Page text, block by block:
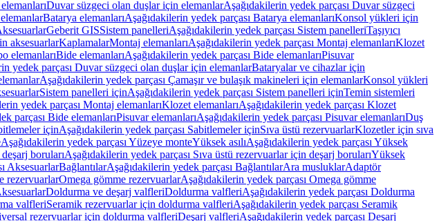
Duvar süzgeci olan duşlar için elemanlarAşağıdakilerin yedek parçası Duvar süzgeci
Batarya elemanlarıAşağıdakilerin yedek parçası Batarya elemanlarıKonsol yükleri için
Geberit GISSistem panelleriAşağıdakilerin yedek parçası Sistem panelleriTaşıyıcı
aksesuarlarKaplamalarMontaj elemanlarıAşağıdakilerin yedek parçası Montaj elemanlarıKlozet
elemanlarıBide elemanlarıAşağıdakilerin yedek parçası Bide elemanlarıPisuvar
yedek parçası Duvar süzgeci olan duşlar için elemanlarBataryalar ve cihazlar için
Aşağıdakilerin yedek parçası Çamaşır ve bulaşık makineleri için elemanlarKonsol yükleri
Sistem panelleri içinAşağıdakilerin yedek parçası Sistem panelleri içinTemin sistemleri
yedek parçası Montaj elemanlarıKlozet elemanlarıAşağıdakilerin yedek parçası Klozet
parçası Bide elemanlarıPisuvar elemanlarıAşağıdakilerin yedek parçası Pisuvar elemanlarıDuş
içinAşağıdakilerin yedek parçası Sabitlemeler içinSıva üstü rezervuarlarKlozetler için sıva
Aşağıdakilerin yedek parçası Yüzeye monteYüksek asılıAşağıdakilerin yedek parçası Yüksek
borularıAşağıdakilerin yedek parçası Sıva üstü rezervuarlar için deşarj borularıYüksek
AksesuarlarBağlantılarAşağıdakilerin yedek parçası BağlantılarAra musluklarAdaptör
rezervuarlarOmega gömme rezervuarlarAşağıdakilerin yedek parçası Omega gömme
Doldurma ve deşarj valfleriDoldurma valfleriAşağıdakilerin yedek parçası Doldurma
valfleriSeramik rezervuarlar için doldurma valfleriAşağıdakilerin yedek parçası Seramik
rezervuarlar için doldurma valfleriDeşarj valfleriAşağıdakilerin yedek parçası Deşarj